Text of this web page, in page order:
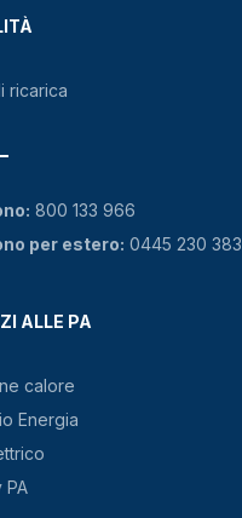
ricarica
ALLE PA
calore
Energia
PA
800 133 966
per estero: 0445 230 383